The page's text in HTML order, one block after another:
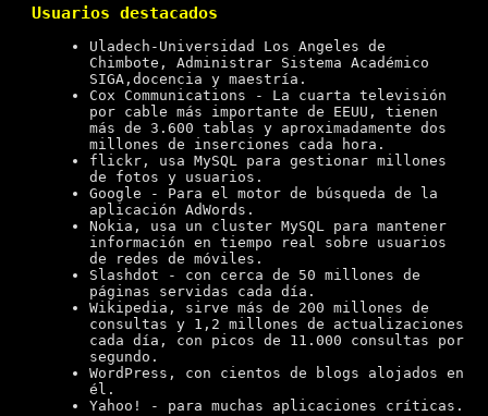
Usuarios destacados
Uladech-Universidad Los Angeles de
Chimbote, Administrar Sistema Académico
SIGA,docencia y maestría.
Cox Communications - La cuarta televisión
por cable más importante de EEUU, tienen
más de 3.600 tablas y aproximadamente dos
millones de inserciones cada hora.
flickr, usa MySQL para gestionar millones
de fotos y usuarios.
Google - Para el motor de búsqueda de la
aplicación AdWords.
Nokia, usa un cluster MySQL para mantener
información en tiempo real sobre usuarios
de redes de móviles.
Slashdot - con cerca de 50 millones de
páginas servidas cada día.
Wikipedia, sirve más de 200 millones de
consultas y 1,2 millones de actualizaciones
cada día, con picos de 11.000 consultas por
segundo.
WordPress, con cientos de blogs alojados en
él.
Yahoo! - para muchas aplicaciones críticas.